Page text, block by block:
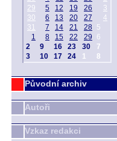
Původní archiv
Autoři
Vzkaz redakci